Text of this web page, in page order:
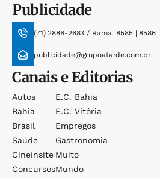
Publicidade
(71) 2886-2683 / Ramal 8585 | 8586
publicidade@grupoatarde.com.br
Canais e Editorias
Autos
Bahia
Brasil
Saúde
Cineinsite
Concursos
E.c. Bahia
E.c. Vitória
Empregos
Gastronomia
Muito
Mundo